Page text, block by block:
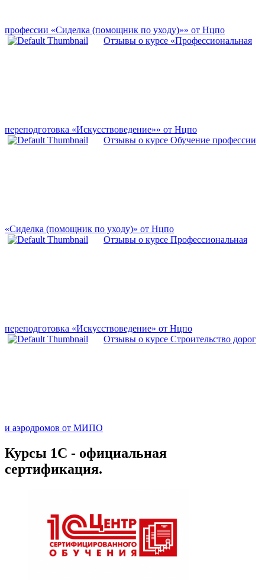
профессии «Сиделка (помощник по уходу)»» от Нцпо
Отзывы о курсе «Профессиональная
переподготовка «Искусствоведение»» от Нцпо
Отзывы о курсе Обучение профессии
«Сиделка (помощник по уходу)» от Нцпо
Отзывы о курсе Профессиональная
переподготовка «Искусствоведение» от Нцпо
Отзывы о курсе Строительство дорог
и аэродромов от МИПО
Курсы 1С - официальная
сертификация.